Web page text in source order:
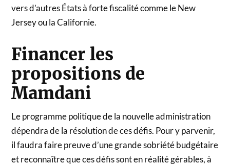
vers d’autres États à forte fiscalité comme le New
Jersey ou la Californie.
Financer les
propositions de
Mamdani
Le programme politique de la nouvelle administration
dépendra de la résolution de ces défis. Pour y parvenir,
il faudra faire preuve d’une grande sobriété budgétaire
et reconnaître que ces défis sont en réalité gérables, à